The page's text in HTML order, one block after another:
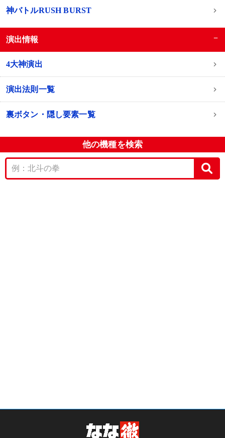
神バトルRUSH BURST
演出情報 −
4大神演出
演出法則一覧
裏ボタン・隠し要素一覧
他の機種を検索